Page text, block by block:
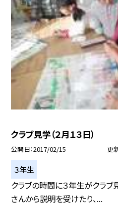
クラブ見学（２月１３日）
公開日 2017/02/15 更
３年生
クラブの時間に３年生がクラブ
さんから説明を受けたり、...